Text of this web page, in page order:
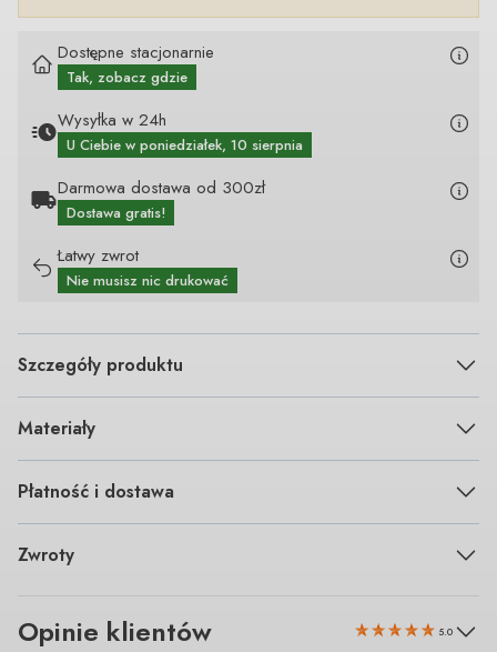
Dostępne stacjonarnie
Tak, zobacz gdzie
Wysyłka w 24h
U Ciebie w poniedziałek, 10 sierpnia
Darmowa dostawa od 300zł
Dostawa gratis!
Łatwy zwrot
Nie musisz nic drukować
Szczegóły produktu
Materiały
Płatność i dostawa
Zwroty
Opinie klientów 5.0